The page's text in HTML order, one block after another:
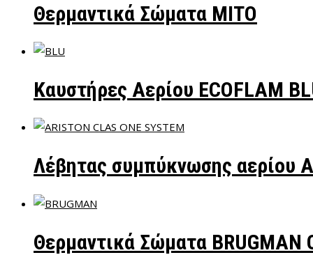
Θερμαντικά Σώματα ΜΙΤΟ
Καυστήρες Αερίου ECOFLAM
Λέβητας συμπύκνωσης αερίου
Θερμαντικά Σώματα BRUGMAN